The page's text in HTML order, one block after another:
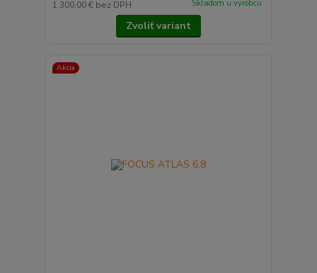
1 300,00 € bez DPH Skladom u výrobcu
Zvoliť variant
Akcia